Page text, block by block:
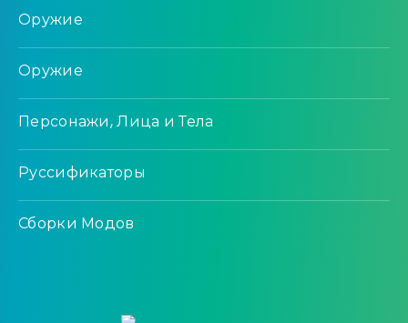
Оружие
Оружие
Персонажи, Лица и Тела
Руссификаторы
Сборки Модов